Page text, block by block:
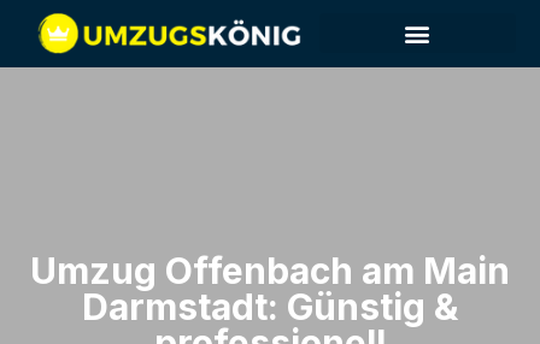
Umzug Offenbach am Main​
Darmstadt: Günstig &